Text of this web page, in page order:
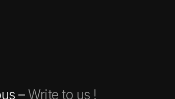
–Write to us !